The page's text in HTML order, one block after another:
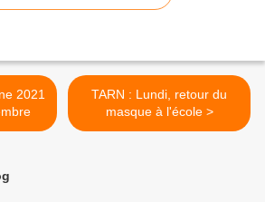
TARN : Lundi, retour du
masque à l'école >